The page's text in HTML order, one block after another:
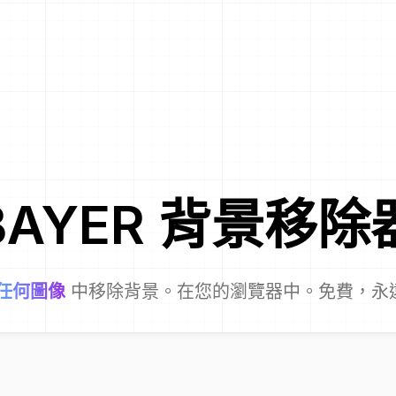
背景移除
何圖像 中移除背景。在您的瀏覽器中。免費，永